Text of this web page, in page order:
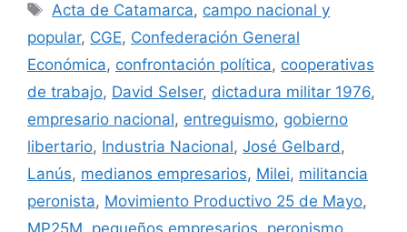
Acta de Catamarca, campo nacional y
popular, CGE, Confederación General
Económica, confrontación política, cooperativas
de trabajo, David Selser, dictadura militar 1976,
empresario nacional, entreguismo, gobierno
libertario, Industria Nacional, José Gelbard,
Lanús, medianos empresarios, Milei, militancia
peronista, Movimiento Productivo 25 de Mayo,